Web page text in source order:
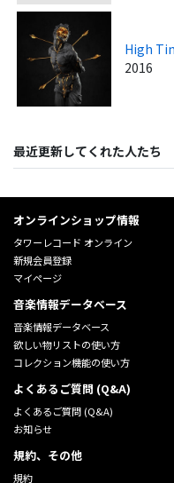
High
2016
最近更新してくれた人たち
オンラインショップ情報
タワーレコード オンライン
新規会員登録
マイページ
音楽情報データベース
音楽情報データベース
欲しい物リストの使い方
コレクション機能の使い方
よくあるご質問 (Q&A)
よくあるご質問 (Q&A)
お知らせ
規約、その他
規約